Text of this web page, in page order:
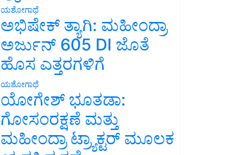
ಯಶೋಗಾಥೆ
ಅಭಿಷೇಕ್ ತ್ಯಾಗಿ: ಮಹೀಂದ್ರಾ
ಅರ್ಜುನ್ 605 DI ಜೊತೆ
ಹೊಸ ಎತ್ತರಗಳಿಗೆ
ಯಶೋಗಾಥೆ
ಯೋಗೇಶ್ ಭೂತಡಾ:
ಗೋಸಂರಕ್ಷಣೆ ಮತ್ತು
ಮಹೀಂದ್ರಾ ಟ್ರ್ಯಾಕ್ಟರ್ ಮೂಲಕ